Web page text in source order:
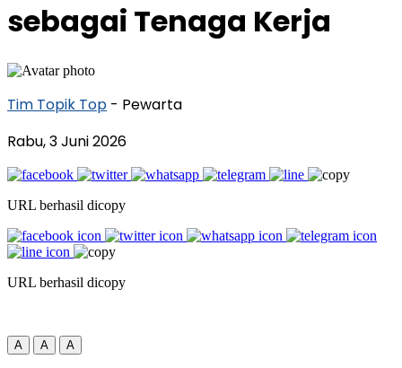
sebagai Tenaga Kerja
Tim Topik Top - Pewarta
Rabu, 3 Juni 2026
URL berhasil dicopy
URL berhasil dicopy
A A A